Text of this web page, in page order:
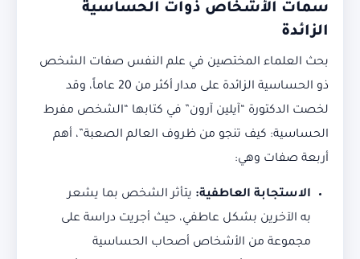
سمات الأشخاص ذوات الحساسية
الزائدة
بحث العلماء المختصين في علم النفس صفات الشخص
ذو الحساسية الزائدة على مدار أكثر من 20 عاماً، وقد
لخصت الدكتورة “آيلين آرون” في كتابها “الشخص مفرط
الحساسية: كيف تنجو من ظروف العالم الصعبة”، أهم
أربعة صفات وهي:
الاستجابة العاطفية: يتأثر الشخص بما يشعر
به الآخرين بشكل عاطفي، حيث أجريت دراسة على
مجموعة من الأشخاص أصحاب الحساسية